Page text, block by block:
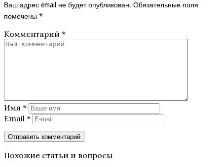
Ваш адрес email не будет опубликован. Обязательные поля
помечены *
Комментарий *
Имя *
Email *
Похожие статьи и вопросы